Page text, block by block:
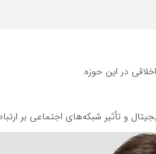
در این حوزه.
و تأثیر شبکه‌های اجتماعی بر